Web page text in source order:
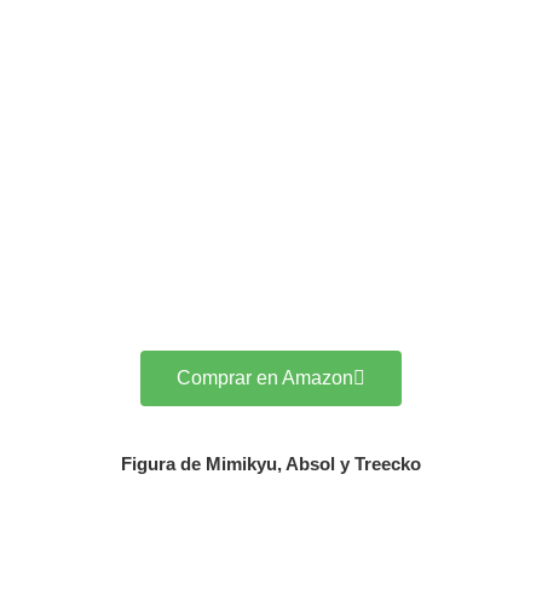
Comprar en Amazon
Figura de Mimikyu, Absol y Treecko